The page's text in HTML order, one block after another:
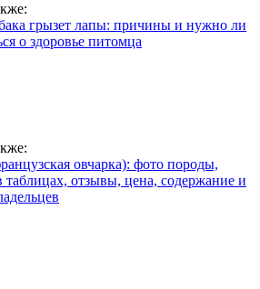
грызет лапы: причины и нужно ли
о здоровье питомца
овчарка): фото породы,
таблицах, отзывы, цена, содержание и